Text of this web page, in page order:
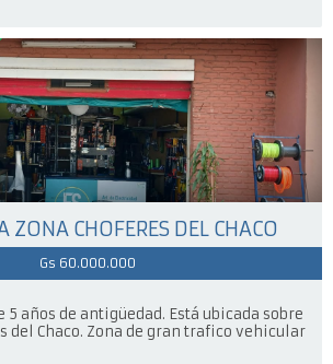
ZONA CHOFERES DEL CHACO
Gs 60.000.000
años de antigüedad. Está ubicada sobre
del Chaco. Zona de gran trafico vehicular